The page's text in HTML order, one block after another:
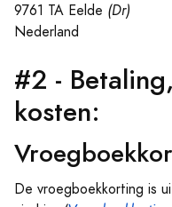
9761 TA Eelde (Dr)
Nederland
#2 -
kosten:
De vroegboekkorting is